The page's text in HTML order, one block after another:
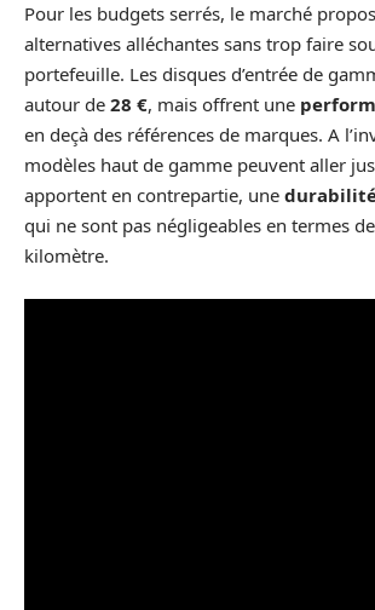
Pour les budgets serrés, le marché
alternatives alléchantes sans trop faire
portefeuille. Les disques d’entrée de
autour de 28 €, mais offrent une
en deçà des références de marques. A
modèles haut de gamme peuvent aller
apportent en contrepartie, une
qui ne sont pas négligeables en termes
kilomètre.